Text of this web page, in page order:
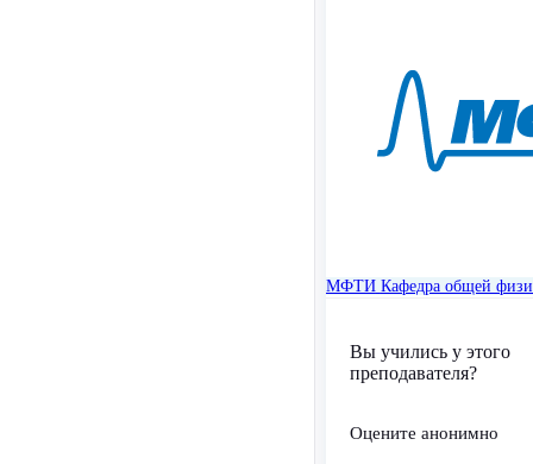
МФТИ Кафедра общей
Вы учились у этого
преподавателя?
Оцените анонимно